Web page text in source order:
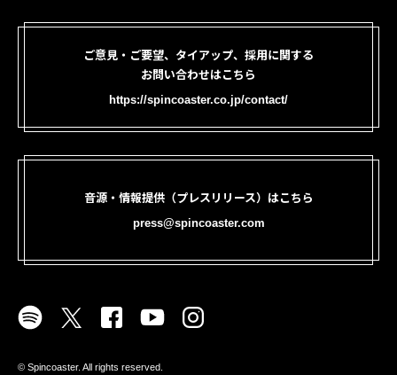
ご意見・ご要望、タイアップ、採用に関する
お問い合わせはこちら
https://spincoaster.co.jp/contact/
音源・情報提供（プレスリリース）はこちら
press@spincoaster.com
©︎ Spincoaster. All rights reserved.